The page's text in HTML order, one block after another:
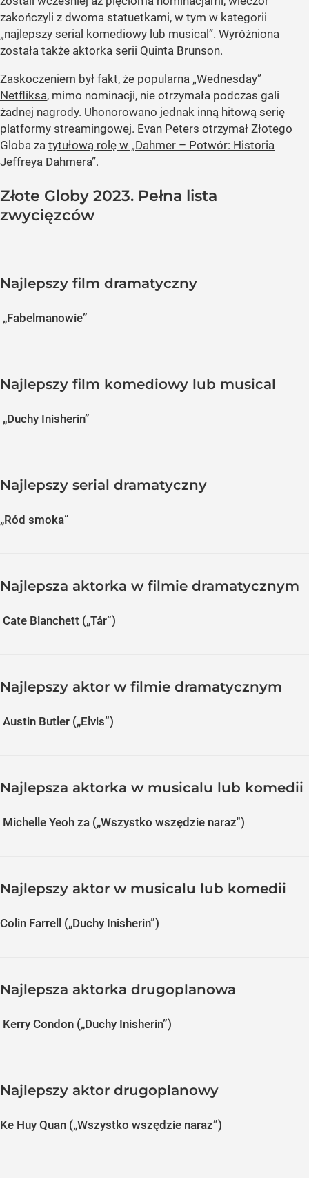
zakończyli z dwoma statuetkami, w tym w kategorii
„najlepszy serial komediowy lub musical”. Wyróżniona
została także aktorka serii Quinta Brunson.
Zaskoczeniem był fakt, że popularna „Wednesday”
Netfliksa, mimo nominacji, nie otrzymała podczas gali
żadnej nagrody. Uhonorowano jednak inną hitową serię
platformy streamingowej. Evan Peters otrzymał Złotego
Globa za tytułową rolę w „Dahmer – Potwór: Historia
Jeffreya Dahmera”.
Złote Globy 2023. Pełna lista
zwycięzców
Najlepszy film dramatyczny
„Fabelmanowie”
Najlepszy film komediowy lub musical
„Duchy Inisherin”
Najlepszy serial dramatyczny
„Ród smoka”
Najlepsza aktorka w filmie dramatycznym
Cate Blanchett („Tár”)
Najlepszy aktor w filmie dramatycznym
Austin Butler („Elvis”)
Najlepsza aktorka w musicalu lub komedii
Michelle Yeoh za („Wszystko wszędzie naraz")
Najlepszy aktor w musicalu lub komedii
Colin Farrell („Duchy Inisherin”)
Najlepsza aktorka drugoplanowa
Kerry Condon („Duchy Inisherin”)
Najlepszy aktor drugoplanowy
Ke Huy Quan („Wszystko wszędzie naraz”)